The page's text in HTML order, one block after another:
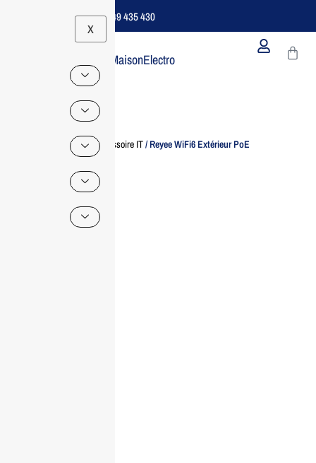
Support B2B Dédié | 06 49 435 430
X
MaisonElectro
Home/ Accessoire IT/ Reyee WiFi6 Extérieur PoE